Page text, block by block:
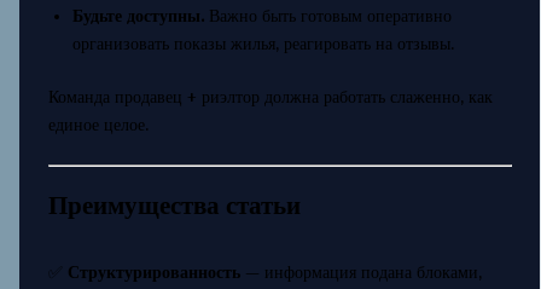
Будьте доступны.Важно быть готовым оперативно
организовать показы жилья, реагировать на отзывы.
Команда продавец + риэлтор должна работать слаженно, как
единое целое.
Преимущества статьи
Структурированность— информация подана блоками,